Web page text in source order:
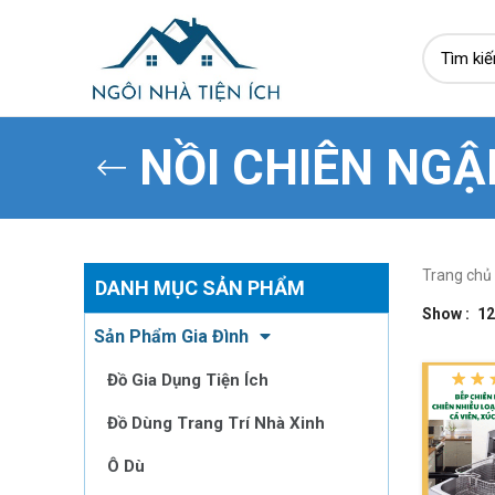
NỒI CHIÊN
DANH MỤC SẢN PHẨM
Sản Phẩm Gia Đình
Đồ Gia Dụng Tiện Ích
Đồ Dùng Trang Trí Nhà Xinh
Ô Dù
Trang chủ
Show 12